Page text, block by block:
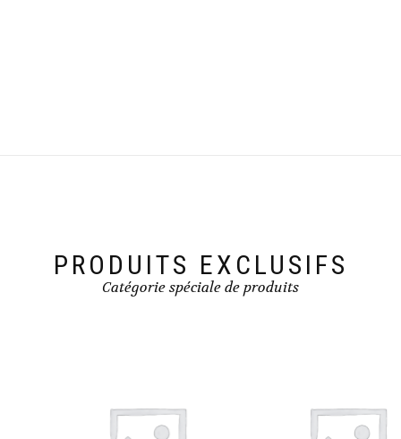
PRODUITS EXCLUSIFS
Catégorie spéciale de produits